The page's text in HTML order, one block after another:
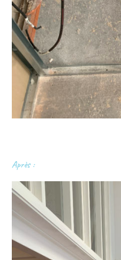
Après :